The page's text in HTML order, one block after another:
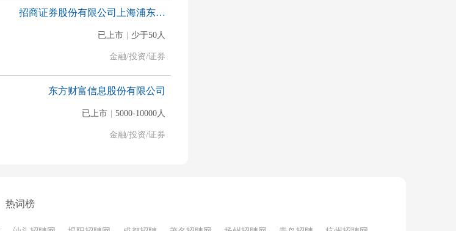
招商证券股份有限公司上海浦东新区浦建路证券营业部
已上市 少于50人
金融/投资/证券
东方财富信息股份有限公司
已上市 5000-10000人
金融/投资/证券
热词榜